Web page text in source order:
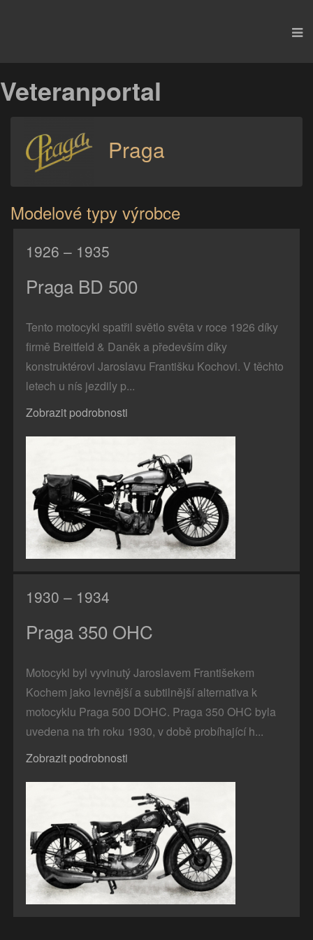
Veteranportal
Praga
Modelové typy výrobce
1926 – 1935
Praga BD 500
Tento motocykl spatřil světlo světa v roce 1926 díky
firmě Breitfeld & Daněk a především díky
konstruktérovi Jaroslavu Františku Kochovi. V těchto
letech u nís jezdily p...
Zobrazit podrobnosti
1930 – 1934
Praga 350 OHC
Motocykl byl vyvinutý Jaroslavem Františekem
Kochem jako levnější a subtilnější alternativa k
motocyklu Praga 500 DOHC. Praga 350 OHC byla
uvedena na trh roku 1930, v době probíhající h...
Zobrazit podrobnosti